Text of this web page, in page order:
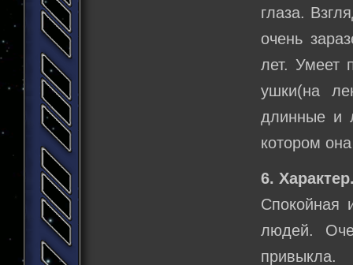
глаза.
очень
лет. Умеет
ушки(на
длинные и
котором
6.
Спокойная
людей.
привыкла.